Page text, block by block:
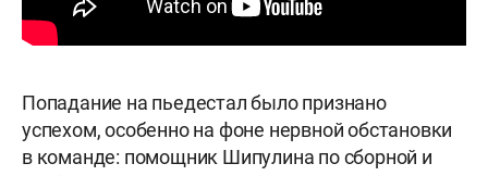
Попадание на пьедестал было признано
успехом, особенно на фоне нервной обстановки
в команде: помощник Шипулина по сборной и